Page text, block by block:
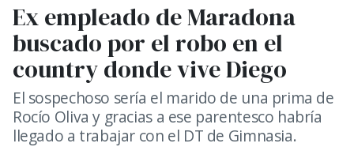
Ex empleado de Maradona
buscado por el robo en el
country donde vive Diego
El sospechoso sería el marido de una prima de
Rocío Oliva y gracias a ese parentesco habría
llegado a trabajar con el DT de Gimnasia.